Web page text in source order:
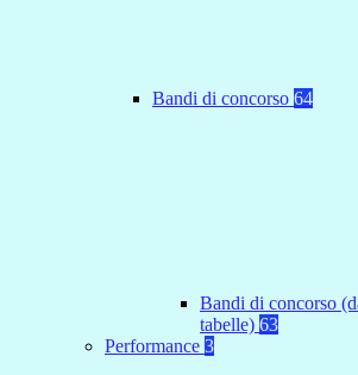
Bandi di concorso 64
Bandi di concorso
tabelle) 63
Performance 3